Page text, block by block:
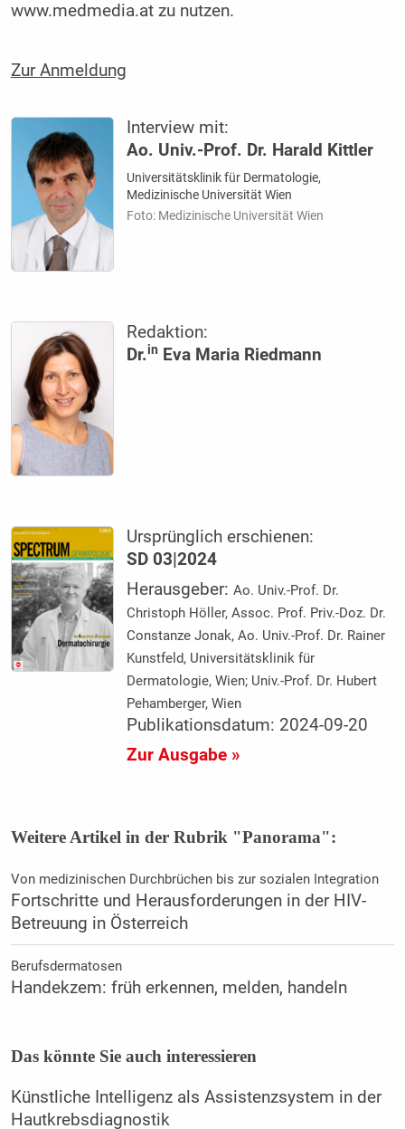
www.medmedia.at zu nutzen.
Zur Anmeldung
Interview mit:
Ao. Univ.-Prof. Dr. Harald Kittler
Universitätsklinik für Dermatologie,
Medizinische Universität Wien
Foto: Medizinische Universität Wien
Redaktion:
Dr.in Eva Maria Riedmann
Ursprünglich erschienen:
SD 03|2024
Herausgeber:Ao. Univ.-Prof. Dr.
Christoph Höller, Assoc. Prof. Priv.-Doz. Dr.
Constanze Jonak, Ao. Univ.-Prof. Dr. Rainer
Kunstfeld, Universitätsklinik für
Dermatologie, Wien; Univ.-Prof. Dr. Hubert
Pehamberger, Wien
Publikationsdatum: 2024-09-20
Zur Ausgabe »
Weitere Artikel in der Rubrik "Panorama":
Von medizinischen Durchbrüchen bis zur sozialen Integration
Fortschritte und Herausforderungen in der HIV-
Betreuung in Österreich
Berufsdermatosen
Handekzem: früh erkennen, melden, handeln
Das könnte Sie auch interessieren
Künstliche Intelligenz als Assistenzsystem in der
Hautkrebsdiagnostik